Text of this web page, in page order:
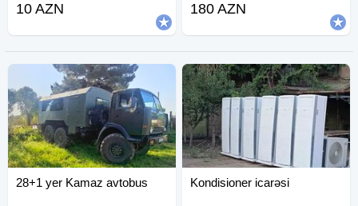
10 AZN 180 AZN
28+1 yer Kamaz avtobus Kondisioner icarəsi